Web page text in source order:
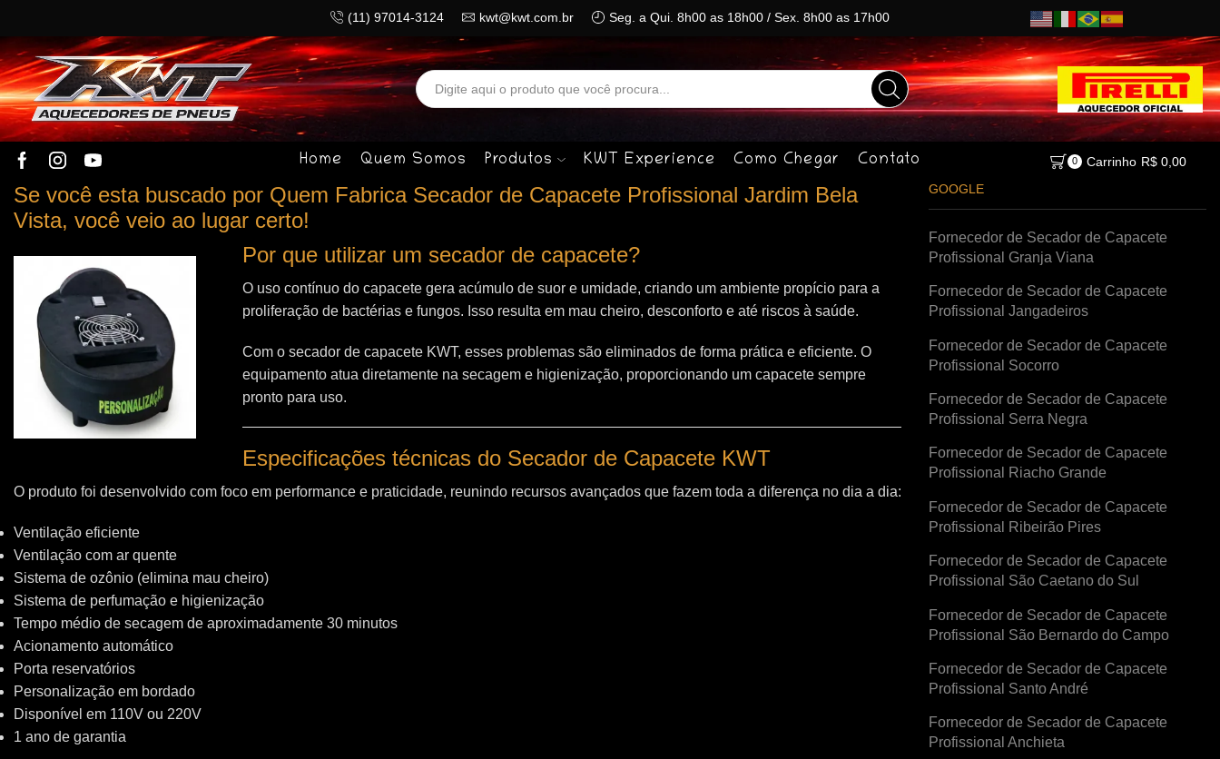
(11) 97014-3124 kwt@kwt.com.br Seg. a Qui. 8h00 as 18h00 / Sex. 8h00 as 17h00
Search
input
Home Quem Somos Produtos KWT Experience Como Chegar Contato 0 Carrinho R$0,00
Se você esta buscado por Quem Fabrica Secador de Capacete Profissional Jardim Bela
Vista, você veio ao lugar certo!
Por que utilizar um secador de capacete?
O uso contínuo do capacete gera acúmulo de suor e umidade, criando um ambiente propício para a
proliferação de bactérias e fungos. Isso resulta em mau cheiro, desconforto e até riscos à saúde.
Com o secador de capacete KWT, esses problemas são eliminados de forma prática e eficiente. O
equipamento atua diretamente na secagem e higienização, proporcionando um capacete sempre
pronto para uso.
Especificações técnicas do Secador de Capacete KWT
O produto foi desenvolvido com foco em performance e praticidade, reunindo recursos avançados que fazem toda a diferença no dia a dia:
Ventilação eficiente
Ventilação com ar quente
Sistema de ozônio (elimina mau cheiro)
Sistema de perfumação e higienização
Tempo médio de secagem de aproximadamente 30 minutos
Acionamento automático
Porta reservatórios
Personalização em bordado
Disponível em 110V ou 220V
1 ano de garantia
GOOGLE
Fornecedor de Secador de Capacete
Profissional Granja Viana
Fornecedor de Secador de Capacete
Profissional Jangadeiros
Fornecedor de Secador de Capacete
Profissional Socorro
Fornecedor de Secador de Capacete
Profissional Serra Negra
Fornecedor de Secador de Capacete
Profissional Riacho Grande
Fornecedor de Secador de Capacete
Profissional Ribeirão Pires
Fornecedor de Secador de Capacete
Profissional São Caetano do Sul
Fornecedor de Secador de Capacete
Profissional São Bernardo do Campo
Fornecedor de Secador de Capacete
Profissional Santo André
Fornecedor de Secador de Capacete
Profissional Anchieta